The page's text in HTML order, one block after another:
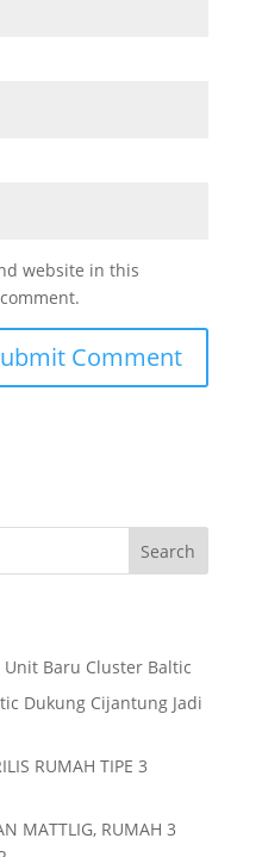
website in this
Search
Unit Baru Cluster Baltic
Dukung Cijantung Jadi
RUMAH TIPE 3
MATTLIG, RUMAH 3